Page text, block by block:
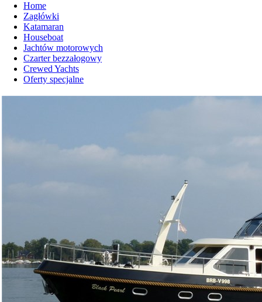
Home
Zagłówki
Katamaran
Houseboat
Jachtów motorowych
Czarter bezzałogowy
Crewed Yachts
Oferty specjalne